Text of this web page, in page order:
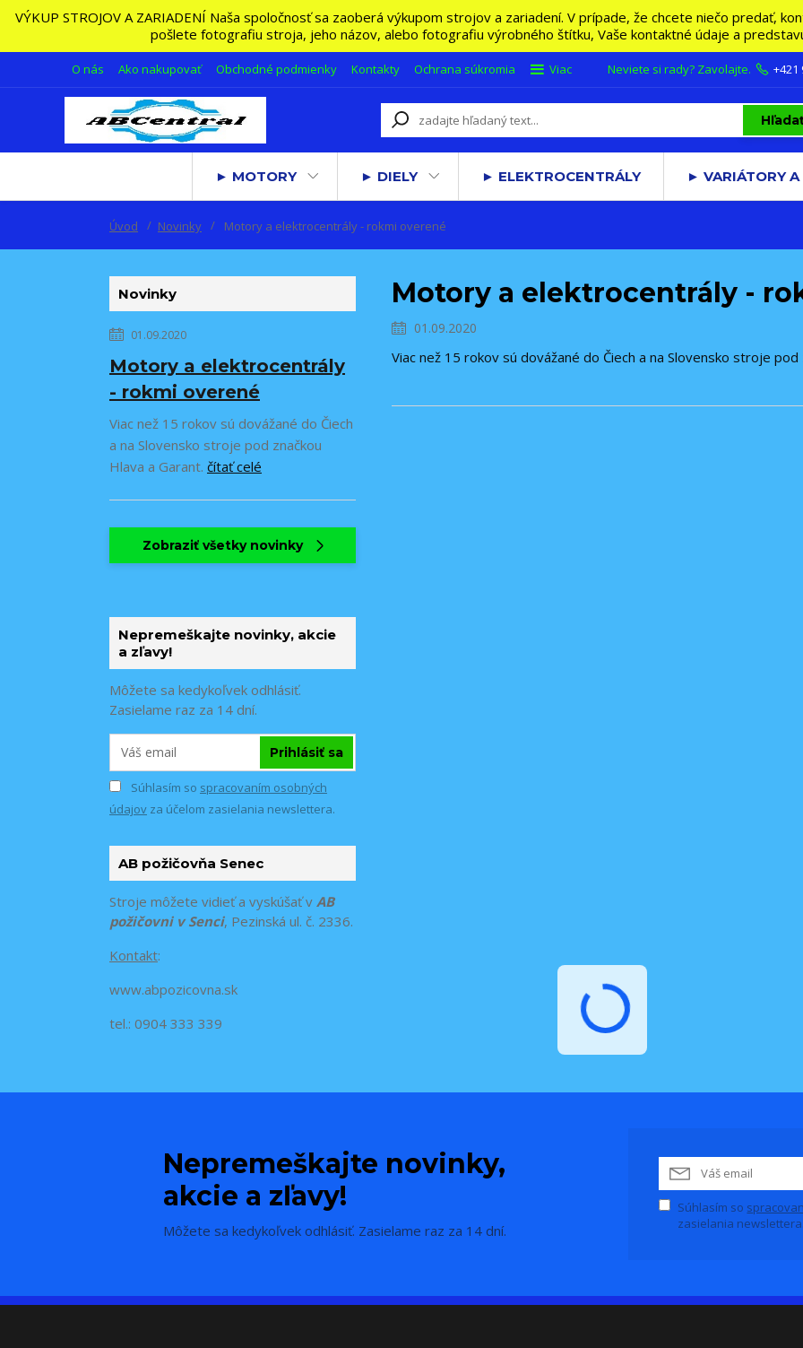
VÝKUP STROJOV A ZARIADENÍ Naša spoločnosť sa zaoberá výkupom strojov a zariadení. V prípade, že chcete niečo predať,
pošlete fotografiu stroja, jeho názov, alebo fotografiu výrobného štítku, Vaše kontaktné údaje a
O nás Ako nakupovať Obchodné podmienky Kontakty Ochrana súkromia Viac Neviete si rady? Zavolajte. +421
► MOTORY ► DIELY ► ELEKTROCENTRÁLY ► VARIÁTORY A
Úvod Novinky Motory a elektrocentrály - rokmi overené
Novinky
01.09.2020
Motory a elektrocentrály
- rokmi overené
Viac než 15 rokov sú dovážané do Čiech
a na Slovensko stroje pod značkou
Hlava a Garant. čítať celé
Zobraziť všetky novinky
Nepremeškajte novinky, akcie
a zľavy!
Môžete sa kedykoľvek odhlásiť.
Zasielame raz za 14 dní.
Prihlásiť sa
Súhlasím so spracovaním osobných
údajov za účelom zasielania newslettera.
AB požičovňa Senec
Stroje môžete vidieť a vyskúšať v AB
požičovni v Senci, Pezinská ul. č. 2336.
Kontakt:
www.abpozicovna.sk
tel.: 0904 333 339
Motory a elektrocentrály -
01.09.2020
Viac než 15 rokov sú dovážané do Čiech a na Slovensko stroje pod
Nepremeškajte novinky,
akcie a zľavy!
Môžete sa kedykoľvek odhlásiť. Zasielame raz za 14 dní.
Súhlasím so
zasielania newslettera.